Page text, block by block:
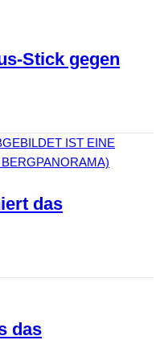
Stick gegen
das
das